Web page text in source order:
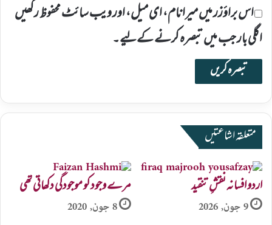
اس براؤزر میں میرا نام، ای میل، اور ویب سائٹ محفوظ رکھیں
اگلی بار جب میں تبصرہ کرنے کےلیے۔
متعلقہ اشاعتیں
اردو افسانہ نقشِ تنقید
9 جون, 2026
مرے وجود کو موجودگی دکھاتی تھی
8 جون, 2020